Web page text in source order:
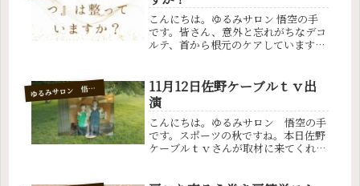
こんにちは。ゆるみサロン 悟空の手
です。皆さん、意外と忘れがちなデコ
ルテ、首から根元のケアしています
すく、シミやシワができやすいです。
この部分のケアを怠ると一気に老けて
見え...
ゆ
るみサロン 悟空の手
11月12日佐野ケーブルｔｖ出
演
こんにちは。ゆるみサロン 悟空の手
です。スポーツの秋ですね。本日佐野
ケーブルｔｖさんが取材に来てくれま